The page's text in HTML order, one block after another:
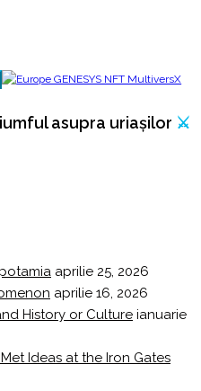
asupra uriașilor ⚔️
aprilie 25, 2026
aprilie 16, 2026
History or Culture ianuarie
Ideas at the Iron Gates